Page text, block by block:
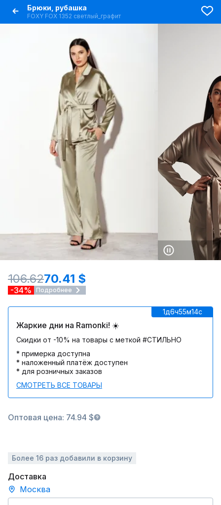
Брюки, рубашка
FOXY FOX 1352 светлый_графит
106.6270.41 $
-34% Подробнее
1д6ч55м14c
Жаркие дни на Ramonki! ☀️
Скидки от -10% на товары с меткой #СТИЛЬНО
* примерка доступна
* наложенный платёж доступен
* для розничных заказов
СМОТРЕТЬ ВСЕ ТОВАРЫ
Оптовая цена: 74.94 $
Более 16 раз добавили в корзину
Доставка
Москва